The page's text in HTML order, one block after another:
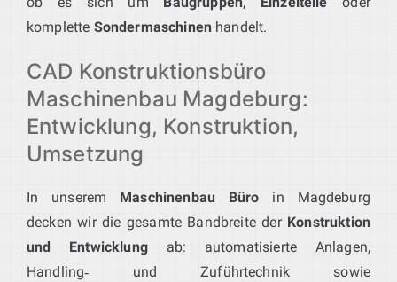
komplette Sondermaschinen handelt.
CAD Konstruktionsbüro
Maschinenbau Magdeburg:
Entwicklung, Konstruktion,
Umsetzung
In unserem Maschinenbau Büro in Magdeburg
decken wir die gesamte Bandbreite der Konstruktion
und Entwicklungab: automatisierte Anlagen,
Handling‑ und Zuführtechnik sowie